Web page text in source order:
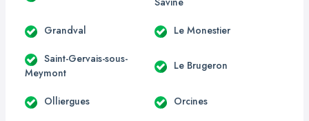
Grandval Le Monestier
Saint-Gervais-sous-
Meymont
Le Brugeron
Olliergues Orcines